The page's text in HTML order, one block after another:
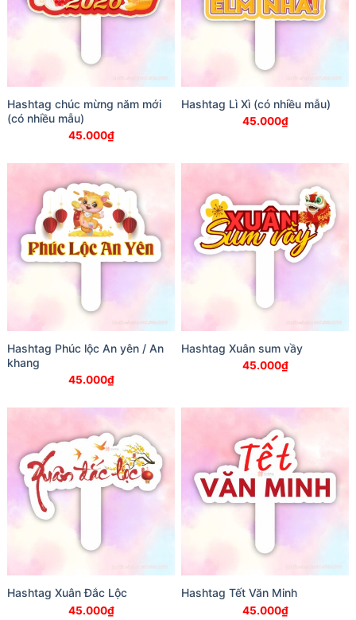
Hashtag chúc mừng năm mới
(có nhiều mẫu)
45.000₫
Hashtag Lì Xì (có nhiều mẫu)
45.000₫
Hashtag Phúc lộc An yên / An
khang
45.000₫
Hashtag Xuân sum vầy
45.000₫
Hashtag Xuân Đắc Lộc
45.000₫
Hashtag Tết Văn Minh
45.000₫